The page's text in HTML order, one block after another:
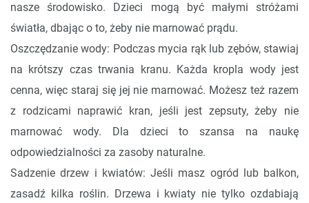
nasze środowisko. Dzieci mogą być małymi stróżami
światła, dbając o to, żeby nie marnować prądu.
Oszczędzanie wody: Podczas mycia rąk lub zębów, stawiaj
na krótszy czas trwania kranu. Każda kropla wody jest
cenna, więc staraj się jej nie marnować. Możesz też razem
z rodzicami naprawić kran, jeśli jest zepsuty, żeby nie
marnować wody. Dla dzieci to szansa na naukę
odpowiedzialności za zasoby naturalne.
Sadzenie drzew i kwiatów: Jeśli masz ogród lub balkon,
zasadź kilka roślin. Drzewa i kwiaty nie tylko ozdabiają